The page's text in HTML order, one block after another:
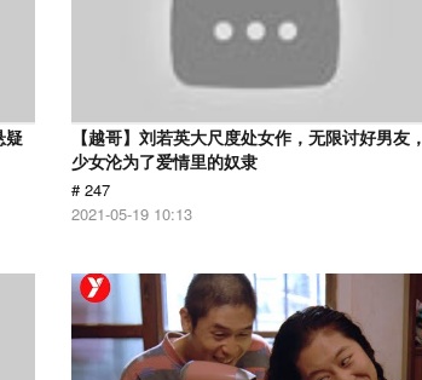
疑
【越哥】刘若英大尺度处女作，无限讨好男友，
少女沦为了爱情里的奴隶
# 247
2021-05-19 10:13